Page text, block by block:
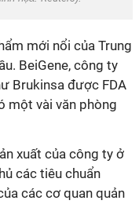
mới nổi của Trung
BeiGene, công ty
Brukinsa được FDA
một vài văn phòng
xuất của công ty ở
các tiêu chuẩn
các cơ quan quản